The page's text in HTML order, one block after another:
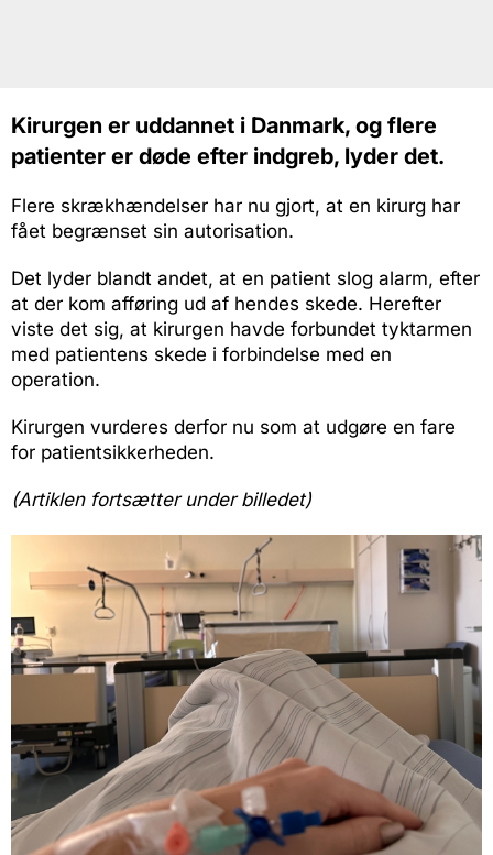
Kirurgen er uddannet i Danmark, og flere
patienter er døde efter indgreb, lyder det.
Flere skrækhændelser har nu gjort, at en kirurg har
fået begrænset sin autorisation.
Det lyder blandt andet, at en patient slog alarm, efter
at der kom afføring ud af hendes skede. Herefter
viste det sig, at kirurgen havde forbundet tyktarmen
med patientens skede i forbindelse med en
operation.
Kirurgen vurderes derfor nu som at udgøre en fare
for patientsikkerheden.
(Artiklen fortsætter under billedet)